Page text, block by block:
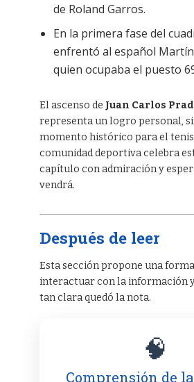
de Roland Garros.
En la primera fase del
enfrentó al español
quien ocupaba el puesto
El ascenso de Juan Carlos
representa un logro personal,
momento histórico para el
comunidad deportiva celebra
capítulo con admiración y
vendrá.
Después de leer
Esta sección propone una
interactuar con la información
tan clara quedó la nota.
🧠
Comprensión de